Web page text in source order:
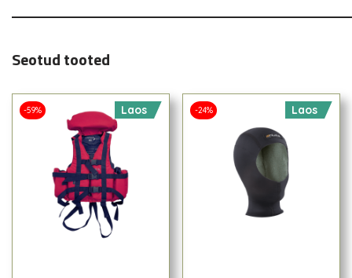
Seotud tooted
-59% Laos -24% Laos